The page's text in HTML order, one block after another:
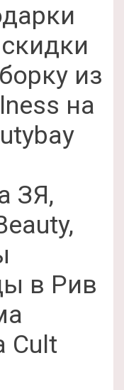
из
на
ЗЯ,
в Рив
Cult